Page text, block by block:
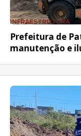
INFRAESTRUTURA
Prefeitura de
manutenção e